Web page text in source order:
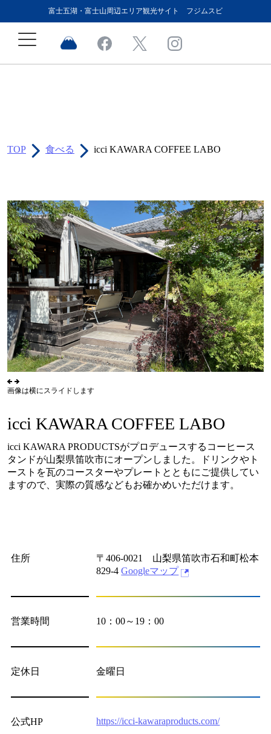
富士五湖・富士山周辺エリア観光サイト フジムスビ
TOP 食べる icci KAWARA COFFEE LABO
画像は横にスライドします
icci KAWARA COFFEE LABO
icci KAWARA PRODUCTSがプロデュースするコーヒース
タンドが山梨県笛吹市にオープンしました。ドリンクやト
ーストを瓦のコースターやプレートとともにご提供してい
ますので、実際の質感などもお確かめいただけます。
住所
〒406-0021 山梨県笛吹市石和町松本
829-4Googleマップ
営業時間 10：00～19：00
定休日 金曜日
公式HP https://icci-kawaraproducts.com/